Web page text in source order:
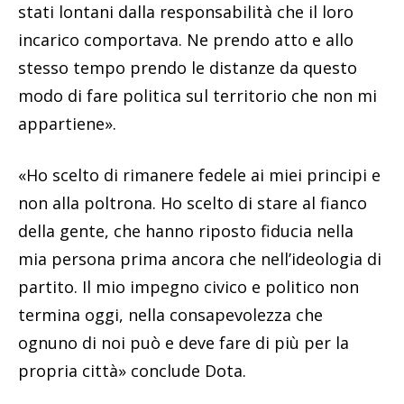
stati lontani dalla responsabilità che il loro
incarico comportava. Ne prendo atto e allo
stesso tempo prendo le distanze da questo
modo di fare politica sul territorio che non mi
appartiene».
«Ho scelto di rimanere fedele ai miei principi e
non alla poltrona. Ho scelto di stare al fianco
della gente, che hanno riposto fiducia nella
mia persona prima ancora che nell’ideologia di
partito. Il mio impegno civico e politico non
termina oggi, nella consapevolezza che
ognuno di noi può e deve fare di più per la
propria città» conclude Dota.